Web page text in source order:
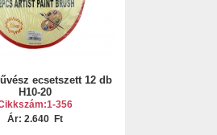
ecsetszett 12 db
H10-20
356
Ár: 2.640 Ft